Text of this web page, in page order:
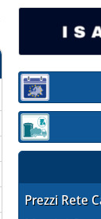
Sezione:
Sezione:
Prezzi Rete